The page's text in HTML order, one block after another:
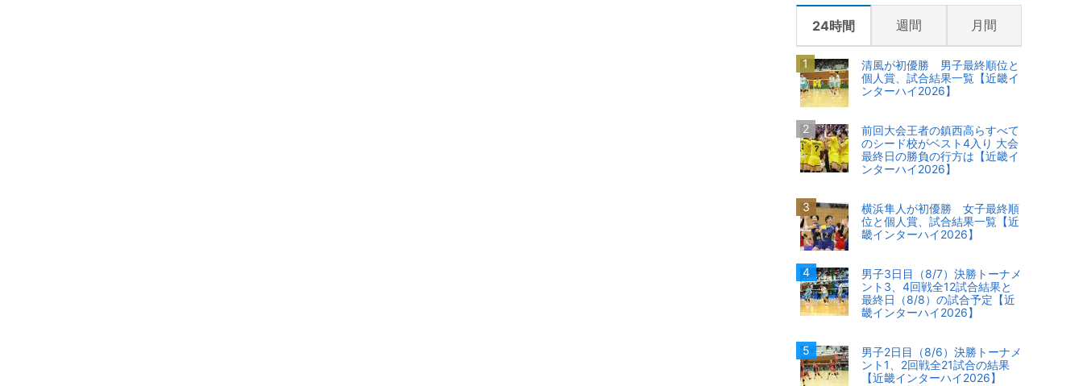
24時間 週間 月間
清風が初優勝 男子最終順位と
個人賞、試合結果一覧【近畿イ
ンターハイ2026】
前回大会王者の鎮西高らすべて
のシード校がベスト4入り 大会
最終日の勝負の行方は【近畿イ
ンターハイ2026】
横浜隼人が初優勝 女子最終順
位と個人賞、試合結果一覧【近
畿インターハイ2026】
男子3日目（8/7）決勝トーナメ
ント3、4回戦全12試合結果と
最終日（8/8）の試合予定【近
畿インターハイ2026】
男子2日目（8/6）決勝トーナメ
ント1、2回戦全21試合の結果
【近畿インターハイ2026】